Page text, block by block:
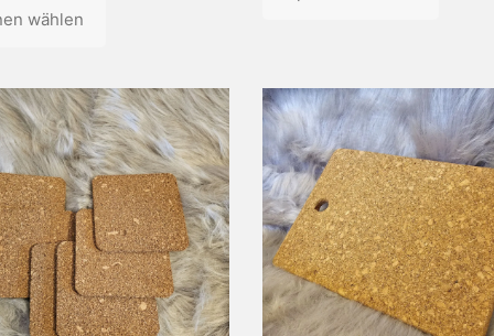
wählen
mehrere
Varianten
auf.
Die
Optionen
können
auf
der
Produktseite
gewählt
werden